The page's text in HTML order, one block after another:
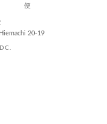
便
20-19